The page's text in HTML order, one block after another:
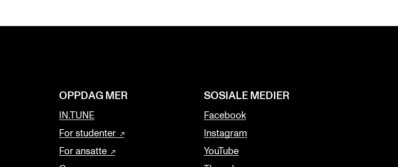
OPPDAG MER
IN.TUNE
For studenter
For ansatte
SOSIALE MEDIER
Facebook
Instagram
YouTube